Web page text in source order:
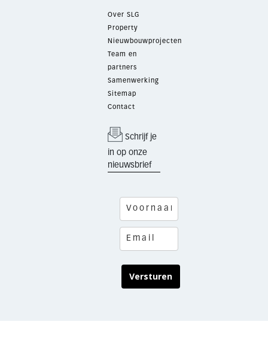
Over SLG
Property
Nieuwbouwprojecten
Team en
partners
Samenwerking
Sitemap
Contact
Schrijf je
in op onze
nieuwsbrief
Versturen